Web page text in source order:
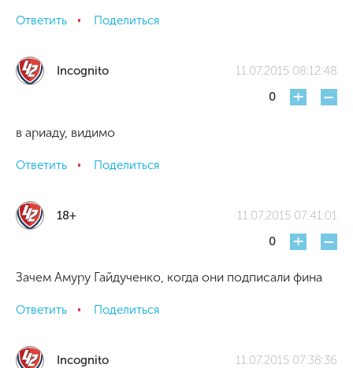
Ответить Поделиться
Incognito
11.07.2015 08:12:48
0
+ -
в ариаду, видимо
Ответить Поделиться
18+
11.07.2015 07:41:01
0
+ -
Зачем Амуру Гайдученко, когда они подписали фина
Ответить Поделиться
Incognito 11.07.2015 07:38:36